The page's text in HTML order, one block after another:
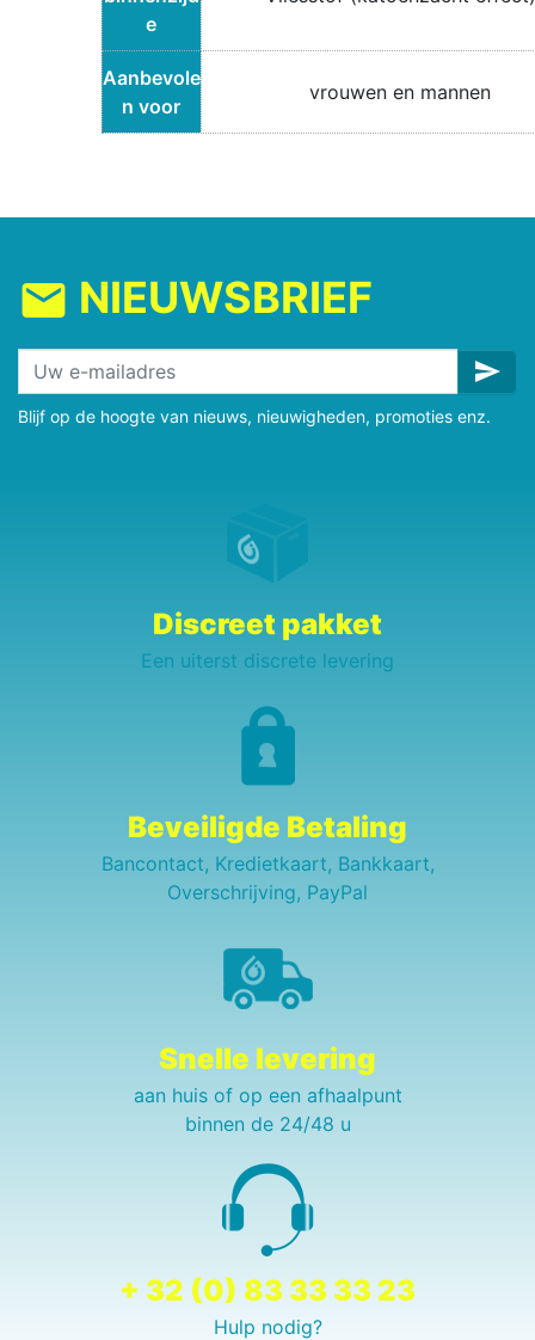
e
Aanbevole
n voor
vrouwen en mannen
mail NIEUWSBRIEF
send
Blijf op de hoogte van nieuws, nieuwigheden, promoties enz.
Discreet pakket
Een uiterst discrete levering
Beveiligde Betaling
Bancontact, Kredietkaart, Bankkaart,
Overschrijving, PayPal
Snelle levering
aan huis of op een afhaalpunt
binnen de 24/48 u
+ 32 (0) 83 33 33 23
Hulp nodig?